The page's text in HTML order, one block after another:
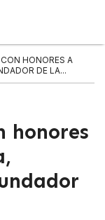
HONORES A
DE LA...
honores